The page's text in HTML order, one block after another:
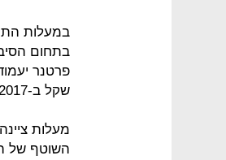
בתחום
שקל ב-2017.
מעלות
השוטף של